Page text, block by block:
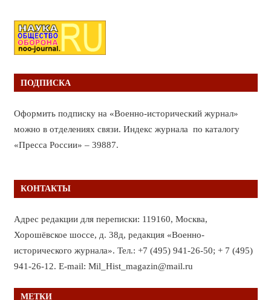
ПОДПИСКА
Оформить подписку на «Военно-исторический журнал»
можно в отделениях связи. Индекс журнала по каталогу
«Пресса России» – 39887.
КОНТАКТЫ
Адрес редакции для переписки: 119160, Москва,
Хорошёвское шоссе, д. 38д, редакция «Военно-
исторического журнала». Тел.: +7 (495) 941-26-50; + 7 (495)
941-26-12. E-mail: Mil_Hist_magazin@mail.ru
МЕТКИ